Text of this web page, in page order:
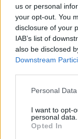
us or personal
your opt-out. You
disclosure of your
IAB’s list of
also be disclosed
Downstream
Please note that
not limited to your
grant or deny
use your data for
Personal
I want to opt-
personal data.
Opted In
pubbliche e sui
informazioni
magistratura
responsabilità,
di rafforzare
diventi,